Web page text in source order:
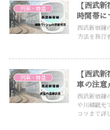
列車・特急
【西武
時間帯に
西武新宿線
方法を旅行
列車・特急
【西武
車の注意
西武新宿線
や川越観光
コツまで詳